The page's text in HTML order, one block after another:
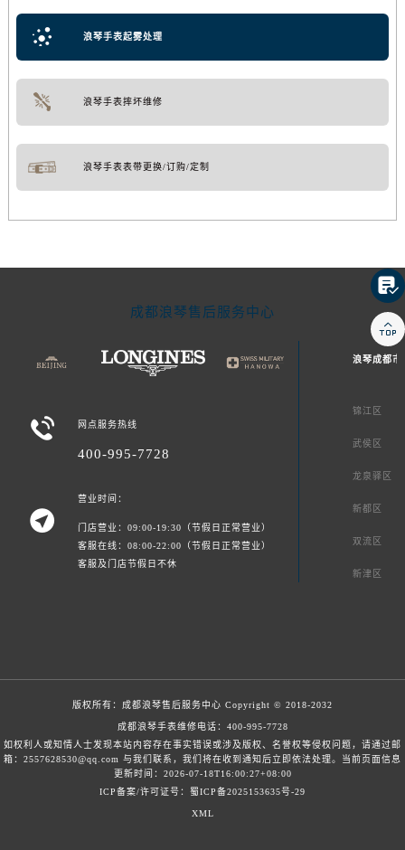
浪琴手表起雾处理
浪琴手表摔坏维修
浪琴手表表带更换/订购/定制
成都浪琴售后服务中心
 网点服务热线
400-995-7728

营业时间：
门店营业：09:00-19:30（节假日正常营业）
客服在线：08:00-22:00（节假日正常营业）
客服及门店节假日不休
浪琴成都市
锦江区
武侯区
龙泉驿区
新都区
双流区
新津区
版权所有： 成都浪琴售后服务中心 Copyright © 2018-2032
成都浪琴手表维修电话： 400-995-7728
如权利人或知情人士发现本站内容存在事实错误或涉及版权、名誉权等侵权问题，请通过邮
箱：2557628530@qq.com 与我们联系，我们将在收到通知后立即依法处理。当前页面信息
更新时间：2026-07-18T16:00:27+08:00
ICP备案/许可证号：蜀ICP备2025153635号-29
XML

